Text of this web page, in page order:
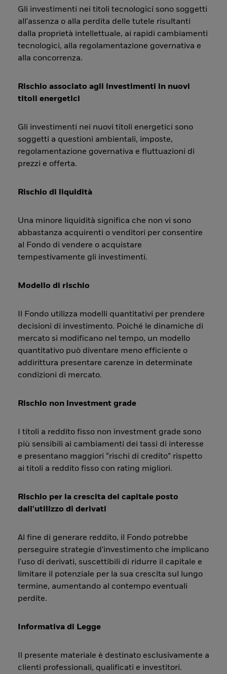
Gli investimenti nei titoli tecnologici sono soggetti
all'assenza o alla perdita delle tutele risultanti
dalla proprietà intellettuale, ai rapidi cambiamenti
tecnologici, alla regolamentazione governativa e
alla concorrenza.
Rischio associato agli investimenti in nuovi
titoli energetici
Gli investimenti nei nuovi titoli energetici sono
soggetti a questioni ambientali, imposte,
regolamentazione governativa e fluttuazioni di
prezzi e offerta.
Rischio di liquidità
Una minore liquidità significa che non vi sono
abbastanza acquirenti o venditori per consentire
al Fondo di vendere o acquistare
tempestivamente gli investimenti.
Modello di rischio
Il Fondo utilizza modelli quantitativi per prendere
decisioni di investimento. Poiché le dinamiche di
mercato si modificano nel tempo, un modello
quantitativo può diventare meno efficiente o
addirittura presentare carenze in determinate
condizioni di mercato.
Rischio non investment grade
I titoli a reddito fisso non investment grade sono
più sensibili ai cambiamenti dei tassi di interesse
e presentano maggiori “rischi di credito” rispetto
ai titoli a reddito fisso con rating migliori.
Rischio per la crescita del capitale posto
dall'utilizzo di derivati
Al fine di generare reddito, il Fondo potrebbe
perseguire strategie d'investimento che implicano
l'uso di derivati, suscettibili di ridurre il capitale e
limitare il potenziale per la sua crescita sul lungo
termine, aumentando al contempo eventuali
perdite.
Informativa di Legge
Il presente materiale è destinato esclusivamente a
clienti professionali, qualificati e investitori.